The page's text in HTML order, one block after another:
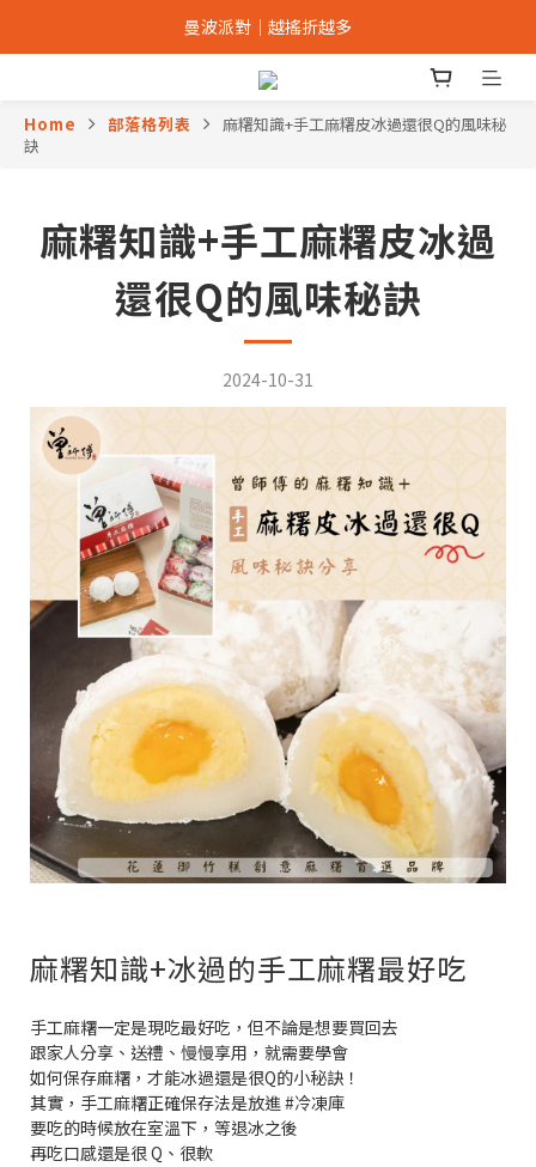
辣友評選NO.1｜經典辣椒禮盒8折
曼波派對｜越搖折越多
加入會員｜最高可折抵150元
辣友評選NO.1｜經典辣椒禮盒8折
Home 部落格列表
麻糬知識+手工麻糬皮冰過還很Q的風味秘
訣
麻糬知識+手工麻糬皮冰過
還很Q的風味秘訣
2024-10-31
麻糬知識+冰過的手工麻糬最好吃
手工麻糬一定是現吃最好吃，但不論是想要買回去
跟家人分享、送禮、慢慢享用，就需要學會
如何保存麻糬，才能冰過還是很Q的小秘訣！
其實，手工麻糬正確保存法是放進 #冷凍庫
要吃的時候放在室溫下，等退冰之後
再吃口感還是很 Q、很軟